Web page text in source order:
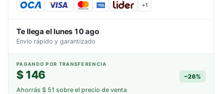
+1
Te llega ellunes 10 ago
Envío rápido y garantizado
PAGANDO POR TRANSFERENCIA
$ 146 −26%
Ahorrás $ 51 sobre el precio de venta